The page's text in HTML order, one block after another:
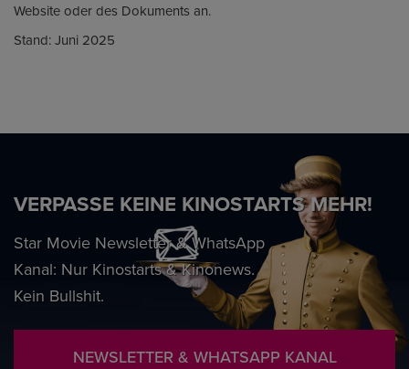
Website oder des Dokuments an.
Stand: Juni 2025
VERPASSE KEINE KINOSTARTS MEHR!
Star Movie Newsletter & WhatsApp
Kanal: Nur Kinostarts & Kinonews.
Kein Bullshit.
NEWSLETTER & WHATSAPP KANAL